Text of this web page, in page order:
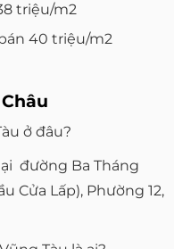
triệu/m2
40 triệu/m2
ở đâu?
đường Ba Tháng
Cửa Lấp), Phường 12,